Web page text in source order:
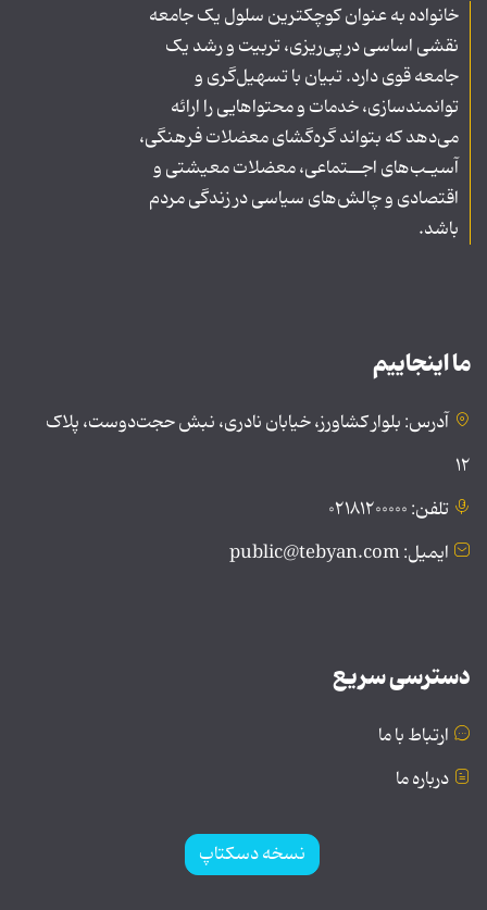
خانواده به عنوان کوچکترین سلول یک جامعه
نقشی اساسی در پی‌ریزی، تربیت و رشد یک
جامعه قوی دارد. تبیان با تسهیل‌گری و
توانمندسازی، خدمات و محتواهایی را ارائه
می‌دهد که بتواند گره‌گشای معضلات فرهنگی،
آسیـب‌های اجــتماعی، معضلات معیشتی و
اقتصادی و چالش‌های سیاسی در زندگی مردم
باشد.
ما اینجاییم
آدرس: بلوار کشاورز، خیابان نادری، نبش حجت‌دوست، پلاک
۱۲
تلفن: ۰۲۱۸۱۲۰۰۰۰۰
ایمیل: public@tebyan.com
دسترسی سریع
ارتباط با ما
درباره ما
نسخه دسکتاپ